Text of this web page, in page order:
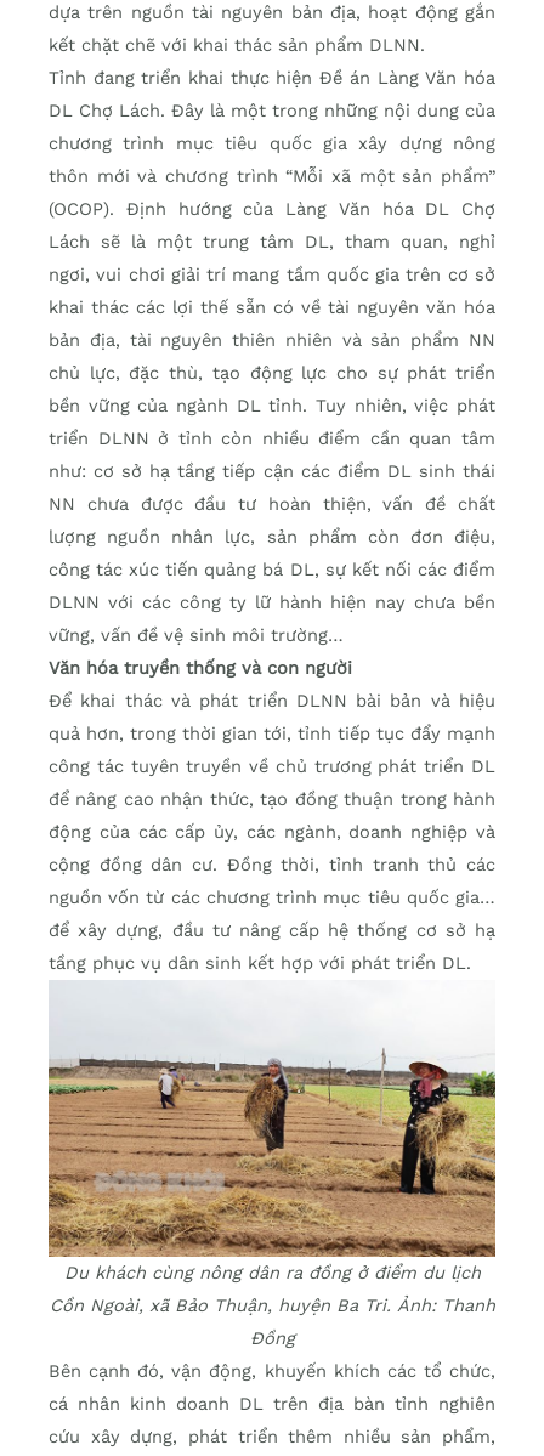
dựa trên nguồn tài nguyên bản địa, hoạt động gắn
kết chặt chẽ với khai thác sản phẩm DLNN.
Tỉnh đang triển khai thực hiện Đề án Làng Văn hóa
DL Chợ Lách. Đây là một trong những nội dung của
chương trình mục tiêu quốc gia xây dựng nông
thôn mới và chương trình “Mỗi xã một sản phẩm”
(OCOP). Định hướng của Làng Văn hóa DL Chợ
Lách sẽ là một trung tâm DL, tham quan, nghỉ
ngơi, vui chơi giải trí mang tầm quốc gia trên cơ sở
khai thác các lợi thế sẵn có về tài nguyên văn hóa
bản địa, tài nguyên thiên nhiên và sản phẩm NN
chủ lực, đặc thù, tạo động lực cho sự phát triển
bền vững của ngành DL tỉnh. Tuy nhiên, việc phát
triển DLNN ở tỉnh còn nhiều điểm cần quan tâm
như: cơ sở hạ tầng tiếp cận các điểm DL sinh thái
NN chưa được đầu tư hoàn thiện, vấn đề chất
lượng nguồn nhân lực, sản phẩm còn đơn điệu,
công tác xúc tiến quảng bá DL, sự kết nối các điểm
DLNN với các công ty lữ hành hiện nay chưa bền
vững, vấn đề vệ sinh môi trường…
Văn hóa truyền thống và con người
Để khai thác và phát triển DLNN bài bản và hiệu
quả hơn, trong thời gian tới, tỉnh tiếp tục đẩy mạnh
công tác tuyên truyền về chủ trương phát triển DL
để nâng cao nhận thức, tạo đồng thuận trong hành
động của các cấp ủy, các ngành, doanh nghiệp và
cộng đồng dân cư. Đồng thời, tỉnh tranh thủ các
nguồn vốn từ các chương trình mục tiêu quốc gia…
để xây dựng, đầu tư nâng cấp hệ thống cơ sở hạ
tầng phục vụ dân sinh kết hợp với phát triển DL.
Du khách cùng nông dân ra đồng ở điểm du lịch
Cồn Ngoài, xã Bảo Thuận, huyện Ba Tri. Ảnh: Thanh
Đồng
Bên cạnh đó, vận động, khuyến khích các tổ chức,
cá nhân kinh doanh DL trên địa bàn tỉnh nghiên
cứu xây dựng, phát triển thêm nhiều sản phẩm,